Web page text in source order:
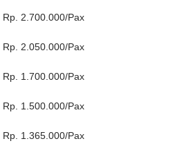
Rp. 2.700.000/Pax
Rp. 2.050.000/Pax
Rp. 1.700.000/Pax
Rp. 1.500.000/Pax
Rp. 1.365.000/Pax